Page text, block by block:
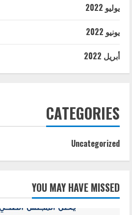
يوليو 2022
يونيو 2022
أبريل 2022
CATEGORIES
Uncategorized
YOU MAY HAVE MISSED